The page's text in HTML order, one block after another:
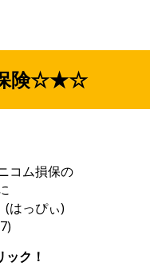
険☆★☆
コム損保の
(はっぴぃ)
ク！